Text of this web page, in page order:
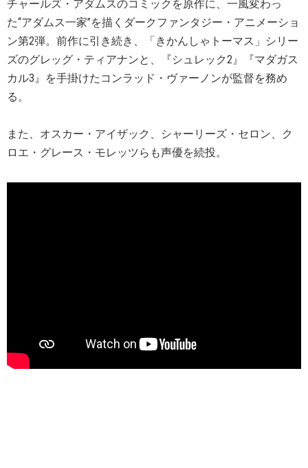
チャールズ・アダムスのコミックを原作に、一風変わっ
た“アダムス一家”を描くダークファンタジー・アニメーショ
ン第2弾。前作に引き続き、「きかんしゃトーマス」シリー
ズのグレッグ・ティアナンと、『シュレック2』『マダガス
カル3』を手掛けたコンラッド・ヴァーノンが監督を務め
る。
また、オスカー・アイザック、シャーリーズ・セロン、ク
ロエ・グレース・モレッツらも声優を続投。